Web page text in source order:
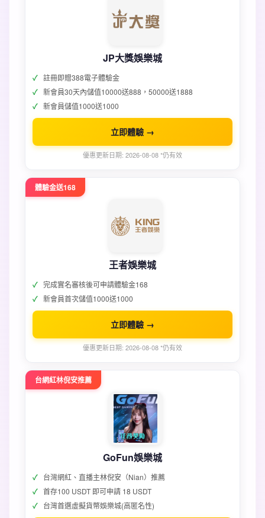
JP大獎娛樂城
註冊即贈388電子體驗金
新會員30天內儲值10000送888，50000送1888
新會員儲值1000送1000
立即體驗 →
優惠更新日期: 2026-08-08 *仍有效
體驗金送168
王者娛樂城
完成實名審核後可申請體驗金168
新會員首次儲值1000送1000
立即體驗 →
優惠更新日期: 2026-08-08 *仍有效
台網紅林倪安推薦
GoFun娛樂城
台灣網紅、直播主林倪安（Nian）推薦
首存100 USDT 即可申請 18 USDT
台灣首選虛擬貨幣娛樂城(高匿名性)